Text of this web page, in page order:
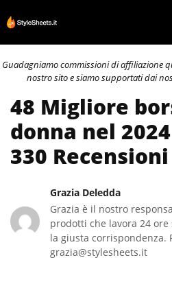
al
contenuto
Guadagniamo commissioni di affiliazione
nostro sito e siamo supportati dai
48 Migliore
donna nel
330 Recensioni
Grazia Deledda
Grazia è il nostro
prodotti che lavora 24
la giusta corrispondenza.
grazia@stylesheets.it